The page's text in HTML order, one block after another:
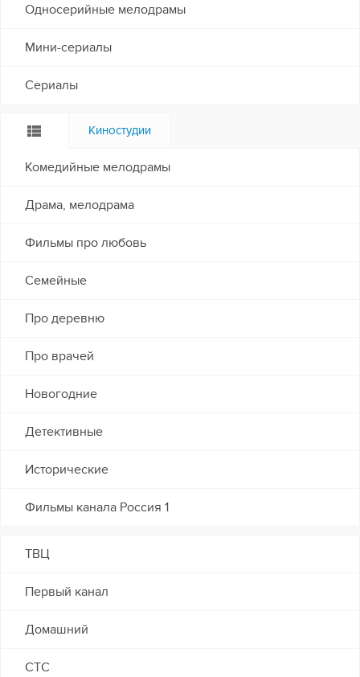
Односерийные мелодрамы
Мини-сериалы
Сериалы
Киностудии
Комедийные мелодрамы
Драма, мелодрама
Фильмы про любовь
Семейные
Про деревню
Про врачей
Новогодние
Детективные
Исторические
Фильмы канала Россия 1
ТВЦ
Первый канал
Домашний
СТС